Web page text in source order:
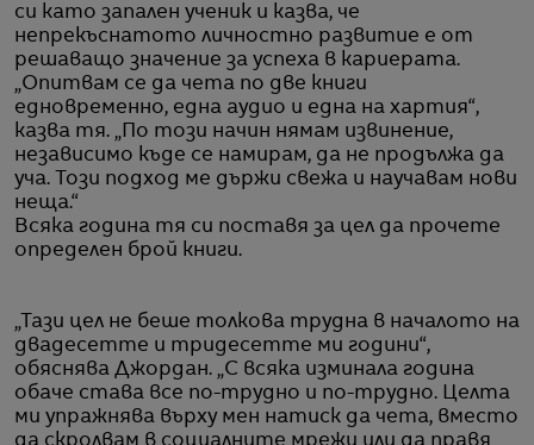
си като запален ученик и казва, че
непрекъснатото личностно развитие е от
решаващо значение за успеха в кариерата.
„Опитвам се да чета по две книги
едновременно, една аудио и една на хартия“,
казва тя. „По този начин нямам извинение,
независимо къде се намирам, да не продължа да
уча. Този подход ме държи свежа и научавам нови
неща.“
Всяка година тя си поставя за цел да прочете
определен брой книги.
„Тази цел не беше толкова трудна в началото на
двадесетте и тридесетте ми години“,
обяснява Джордан. „С всяка изминала година
обаче става все по-трудно и по-трудно. Целта
ми упражнява върху мен натиск да чета, вместо